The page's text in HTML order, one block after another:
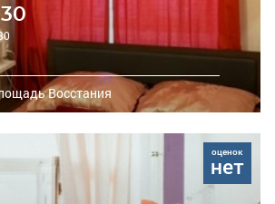
Восстания
оценок
нет